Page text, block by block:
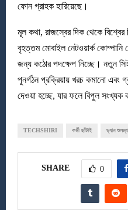
ফোন গ্রাহক হারিয়েছে।
মূল কথা, রাজস্বের দিক থেকে বিশ্বের
বৃহত্তম মোবাইল নেটওয়ার্ক কোম্পানি
জন্য কঠোর পদক্ষেপ নিচ্ছে। নতুন
পুনর্গঠন প্রক্রিয়ায় খরচ কমানো এবং
দেওয়া হচ্ছে, যার ফলে বিপুল সংখ্যক
TECHSHIRI কর্মী ছাঁটাই ড্যান
SHARE 0